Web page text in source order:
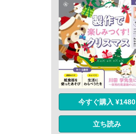
今すぐ購入 ¥1480
立ち読み